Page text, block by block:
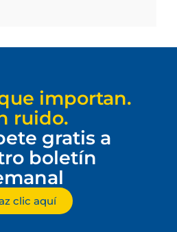
importan.
ruido.
gratis a
boletín
clic aquí